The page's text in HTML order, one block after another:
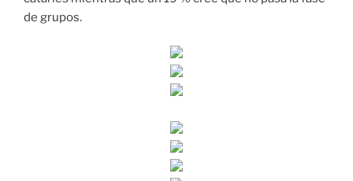
de grupos.